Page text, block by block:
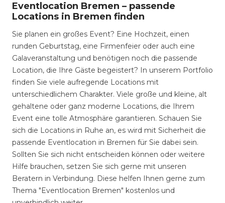
Eventlocation Bremen – passende
Locations in Bremen finden
Sie planen ein großes Event? Eine Hochzeit, einen
runden Geburtstag, eine Firmenfeier oder auch eine
Galaveranstaltung und benötigen noch die passende
Location, die Ihre Gäste begeistert? In unserem Portfolio
finden Sie viele aufregende Locations mit
unterschiedlichem Charakter. Viele große und kleine, alt
gehaltene oder ganz moderne Locations, die Ihrem
Event eine tolle Atmosphäre garantieren. Schauen Sie
sich die Locations in Ruhe an, es wird mit Sicherheit die
passende Eventlocation in Bremen für Sie dabei sein.
Sollten Sie sich nicht entscheiden können oder weitere
Hilfe brauchen, setzen Sie sich gerne mit unseren
Beratern in Verbindung. Diese helfen Ihnen gerne zum
Thema "Eventlocation Bremen" kostenlos und